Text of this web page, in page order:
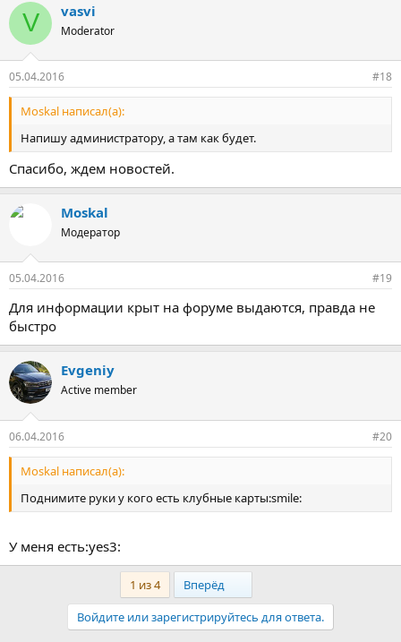
V vasvi
Moderator
05.04.2016 #18
Moskal написал(а):
Напишу администратору, а там как будет.
Спасибо, ждем новостей.
Moskal
Модератор
05.04.2016 #19
Для информации крыт на форуме выдаются, правда не
быстро
Evgeniy
Active member
06.04.2016 #20
Moskal написал(а):
Поднимите руки у кого есть клубные карты:smile:
У меня есть:yes3:
1 из 4 Вперёд
Войдите или зарегистрируйтесь для ответа.